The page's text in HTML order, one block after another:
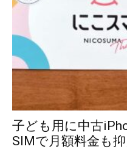
子ども用に中古
SIMで月額料金も抑